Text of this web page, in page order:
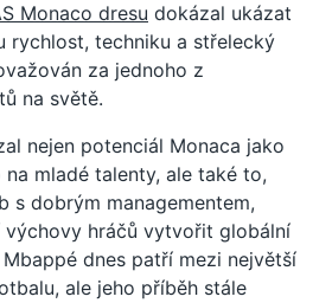
Monaco dresu dokázal ukázat
rychlost, techniku a střelecký
za jednoho z
na světě.
nejen potenciál Monaca jako
na mladé talenty, ale také to,
s dobrým managementem,
hráčů vytvořit globální
dnes patří mezi největší
ale jeho příběh stále